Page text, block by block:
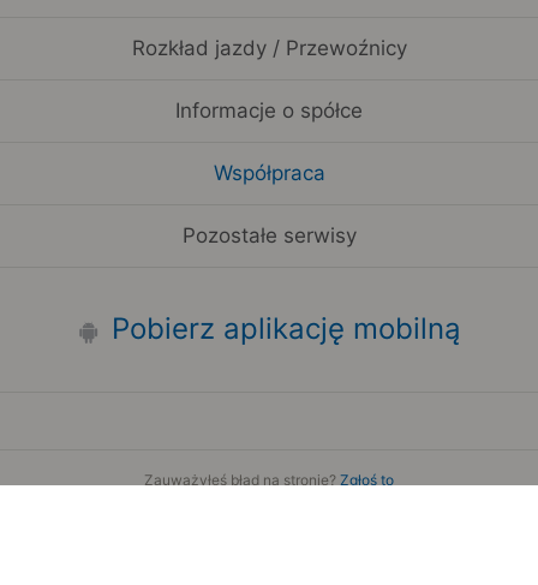
Rozkład jazdy / Przewoźnicy
Informacje o spółce
Współpraca
Pozostałe serwisy
Pobierz aplikację mobilną
Zauważyłeś błąd na stronie? Zgłoś to